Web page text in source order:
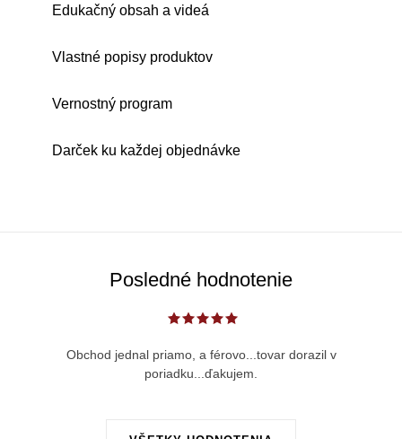
Edukačný obsah a videá
Vlastné popisy produktov
Vernostný program
Darček ku každej objednávke
Posledné hodnotenie
Obchod jednal priamo, a férovo...tovar dorazil v
poriadku...ďakujem.